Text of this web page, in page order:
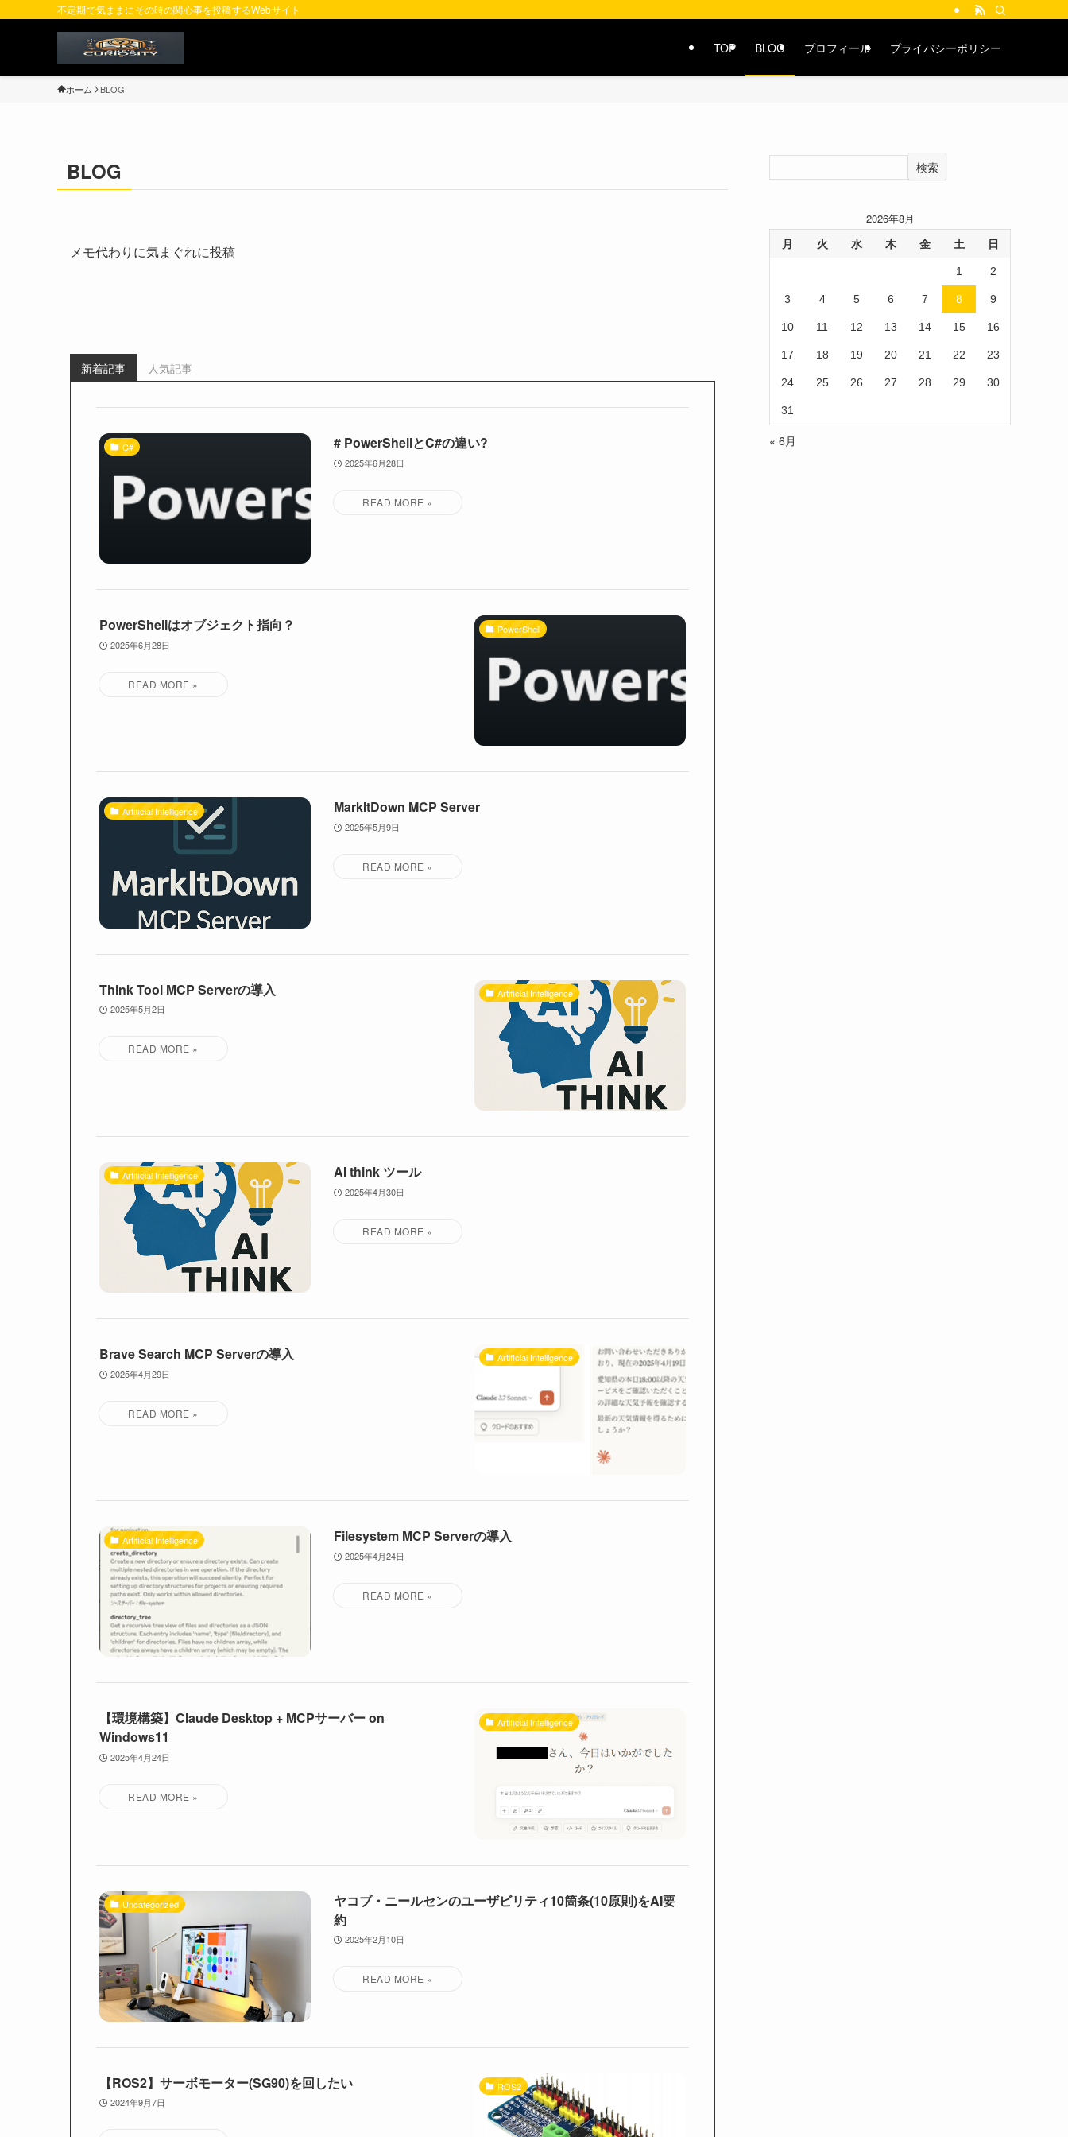
不定期で気ままにその時の関心事を投稿するWebサイト
TOP BLOG プロフィール プライバシーポリシー
ホーム BLOG
BLOG
メモ代わりに気まぐれに投稿
新着記事 人気記事
C# # PowerShellとC#の違い?
2025年6月28日
PowerShell
PowerShellはオブジェクト指向？
2025年6月28日
Artificial Intelligence MarkItDown MCP Server
2025年5月9日
Artificial Intelligence
Think Tool MCP Serverの導入
2025年5月2日
Artificial Intelligence AI think ツール
2025年4月30日
Artificial Intelligence
Brave Search MCP Serverの導入
2025年4月29日
Artificial Intelligence Filesystem MCP Serverの導入
2025年4月24日
Artificial Intelligence
【環境構築】Claude Desktop + MCPサーバー on
Windows11
2025年4月24日
Uncategorized
ヤコブ・ニールセンのユーザビリティ10箇条(10原則)をAI要
約
2025年2月10日
ROS2
【ROS2】サーボモーター(SG90)を回したい
2024年9月7日
検索
2026年8月
月 火 水 木 金 土 日
1 2
3 4 5 6 7 8 9
10 11 12 13 14 15 16
17 18 19 20 21 22 23
24 25 26 27 28 29 30
31
« 6月